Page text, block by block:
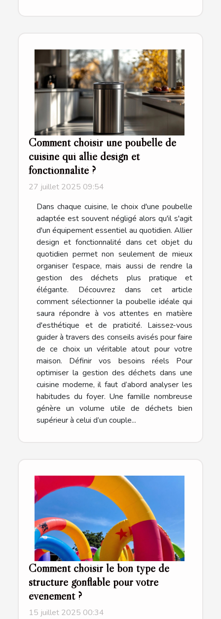
Comment choisir une poubelle de
cuisine qui allie design et
fonctionnalité ?
27 juillet 2025 09:54
Dans chaque cuisine, le choix d'une poubelle
adaptée est souvent négligé alors qu'il s'agit
d'un équipement essentiel au quotidien. Allier
design et fonctionnalité dans cet objet du
quotidien permet non seulement de mieux
organiser l'espace, mais aussi de rendre la
gestion des déchets plus pratique et
élégante. Découvrez dans cet article
comment sélectionner la poubelle idéale qui
saura répondre à vos attentes en matière
d'esthétique et de praticité. Laissez-vous
guider à travers des conseils avisés pour faire
de ce choix un véritable atout pour votre
maison. Définir vos besoins réels Pour
optimiser la gestion des déchets dans une
cuisine moderne, il faut d’abord analyser les
habitudes du foyer. Une famille nombreuse
génère un volume utile de déchets bien
supérieur à celui d’un couple...
Comment choisir le bon type de
structure gonflable pour votre
événement ?
15 juillet 2025 00:34